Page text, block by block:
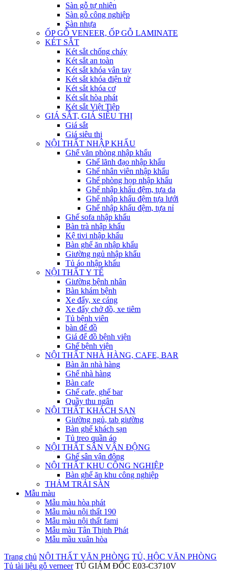
Sàn gỗ tự nhiên
Sàn gỗ công nghiệp
Sàn nhựa
ỐP GỖ VENEER, ỐP GỖ LAMINATE
KÉT SẮT
Két sắt chống cháy
Két sắt an toàn
Két sắt khóa vân tay
Két sắt khóa điện tử
Két sắt khóa cơ
Két sắt hòa phát
Két sắt Việt Tiệp
GIÁ SẮT, GIÁ SIÊU THỊ
Giá sắt
Giá siêu thị
NỘI THẤT NHẬP KHẨU
Ghế văn phòng nhập khẩu
Ghế lãnh đạo nhập khẩu
Ghế nhân viên nhập khẩu
Ghế phòng họp nhập khẩu
Ghế nhập khẩu đệm, tựa da
Ghế nhập khẩu đệm tựa lưới
Ghế nhập khẩu đệm, tựa nỉ
Ghế sofa nhập khẩu
Bàn trà nhập khẩu
Kệ tivi nhập khẩu
Bàn ghế ăn nhập khẩu
Giường ngủ nhập khẩu
Tủ áo nhập khẩu
NỘI THẤT Y TẾ
Giường bệnh nhân
Bàn khám bệnh
Xe đẩy, xe cáng
Xe đẩy chở đồ, xe tiêm
Tủ bệnh viên
bàn để đồ
Giá để đồ bệnh viện
Ghế bệnh viện
NỘI THẤT NHÀ HÀNG, CAFE, BAR
Bàn ăn nhà hàng
Ghế nhà hàng
Bàn cafe
Ghế cafe, ghế bar
Quầy thu ngân
NỘI THẤT KHÁCH SẠN
Giường ngủ, tab giường
Bàn ghế khách sạn
Tủ treo quần áo
NỘI THẤT SÂN VẬN ĐỘNG
Ghế sân vận động
NỘI THẤT KHU CÔNG NGHIỆP
Bàn ghế ăn khu công nghiệp
THẢM TRẢI SÀN
Mẫu màu
Mẫu màu hòa phát
Mẫu màu nội thất 190
Mẫu màu nội thất fami
Mẫu màu Tân Thịnh Phát
Mẫu mầu xuân hòa
Trang chủ NỘI THẤT VĂN PHÒNG TỦ, HỘC VĂN PHÒNG
Tủ tài liệu gỗ verneer TỦ GIÁM ĐỐC E03-C3710V